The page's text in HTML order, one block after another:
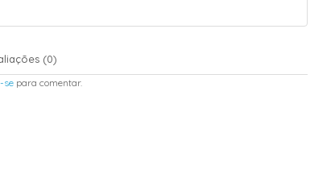
(0)
se para comentar.